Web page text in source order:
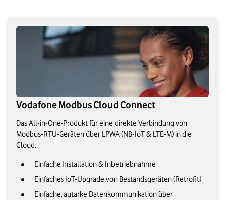
Vodafone Modbus Cloud Connect
Das All-in-One-Produkt für eine direkte Verbindung von
Modbus-RTU-Geräten über LPWA (NB-IoT & LTE-M) in die
Cloud.
Einfache Installation & Inbetriebnahme
Einfaches IoT-Upgrade von Bestandsgeräten (Retrofit)
Einfache, autarke Datenkommunikation über